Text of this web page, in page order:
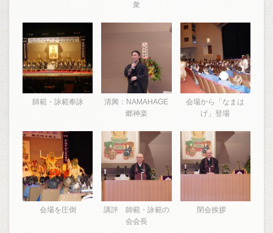
衆
師範・詠範奉詠
清興：NAMAHAGE
郷神楽
会場から「なまは
げ」登場
会場を圧倒
講評 師範・詠範の
会会長
閉会挨拶